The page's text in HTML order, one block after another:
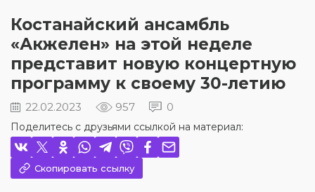
​Костанайский ансамбль
«Акжелен» на этой неделе
представит новую концертную
программу к своему 30-летию
22.02.2023 957 0
Поделитесь с друзьями ссылкой на материал:
Скопировать ссылку